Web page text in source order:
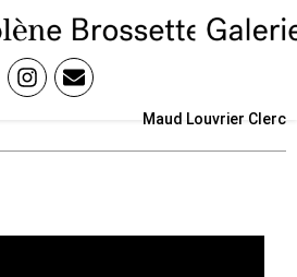
Maud Louvrier Clerc